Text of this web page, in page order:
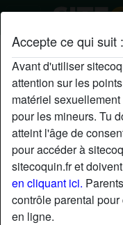
Accepte ce qui suit :
Avant d'utiliser
attention sur les
matériel
pour les mineurs. Tu
atteint l'âge de
pour accéder à
sitecoquin.fr et doivent
en cliquant ici.
contrôle parental
en ligne.